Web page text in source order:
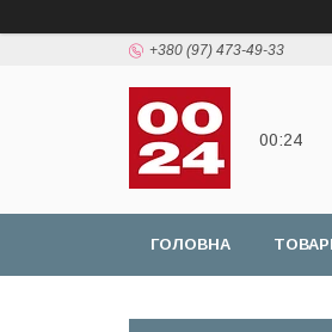
+380 (97) 473-49-33
00:24
ГОЛОВНА